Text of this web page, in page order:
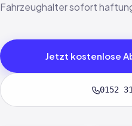
Fahrzeughalter sofort
Jetzt kostenlose
0152